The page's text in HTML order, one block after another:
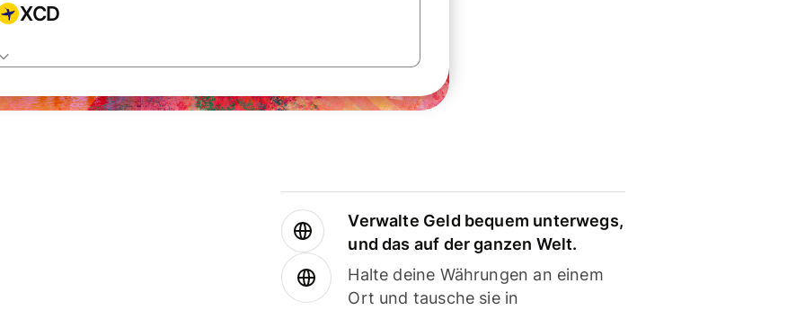
XCD
Verwalte Geld bequem unterwegs,
und das auf der ganzen Welt.
Halte deine Währungen an einem
Ort und tausche sie in